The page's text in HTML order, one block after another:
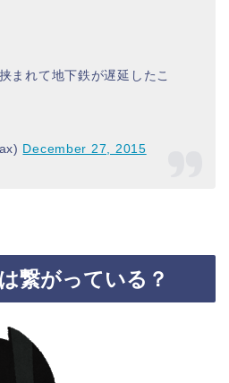
まれて地下鉄が遅延したこ
December 27, 2015
繋がっている？